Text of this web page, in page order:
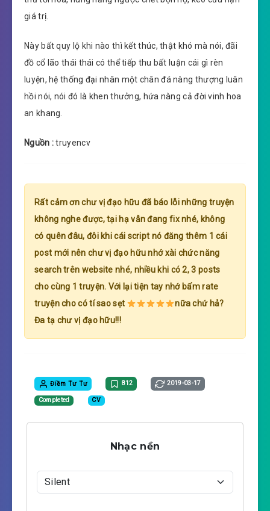
giá trị.
Này bất quy lộ khi nào thì kết thúc, thật khó mà nói, đãi
đồ cổ lão thái thái có thể tiếp thu bất luận cái gì rèn
luyện, hệ thống đại nhân một chân đá nàng thượng luân
hồi nói, nói đó là khen thưởng, hứa nàng cả đời vinh hoa
an khang.
Nguồn :truyencv
Rất cảm ơn chư vị đạo hữu đã báo lỗi những truyện
không nghe được, tại hạ vẫn đang fix nhé, không
có quên đâu, đôi khi cái script nó đăng thêm 1 cái
post mới nên chư vị đạo hữu nhớ xài chức năng
search trên website nhé, nhiều khi có 2, 3 posts
cho cùng 1 truyện. Với lại tiện tay nhớ bấm rate
truyện cho có tí sao sẹt
nữa chứ hả?
Đa tạ chư vị đạo hữu!!!
Điềm Tư Tư 812 2019-03-17
Completed CV
Nhạc nền